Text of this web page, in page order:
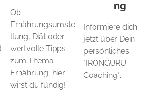
Ob
Ernährungsumste
llung, Diät oder
wertvolle Tipps
zum Thema
Ernährung, hier
wirst du fündig!
ng
Informiere dich
jetzt über Dein
persönliches
"IRONGURU
Coaching".